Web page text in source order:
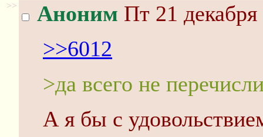
>> Аноним Пт 21
>>6012
>да всего не
А я бы с